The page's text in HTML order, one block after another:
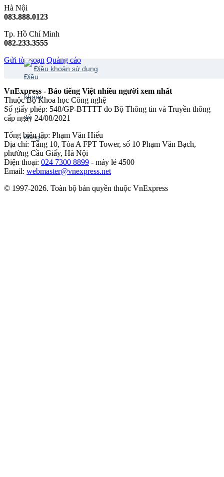
Hà Nội
083.888.0123
Tp. Hồ Chí Minh
082.233.3555
Gửi tòa soạn Quảng cáo
Điều khoản sử dụng
VnExpress - Báo tiếng Việt nhiều người xem nhất
Thuộc Bộ Khoa học Công nghệ
Số giấy phép: 548/GP-BTTTT do Bộ Thông tin và Truyền thông
cấp ngày 24/08/2021
Tổng biên tập: Phạm Văn Hiếu
Địa chỉ: Tầng 10, Tòa A FPT Tower, số 10 Phạm Văn Bạch,
phường Cầu Giấy, Hà Nội
Điện thoại: 024 7300 8899 - máy lẻ 4500
Email: webmaster@vnexpress.net
© 1997-2026. Toàn bộ bản quyền thuộc VnExpress